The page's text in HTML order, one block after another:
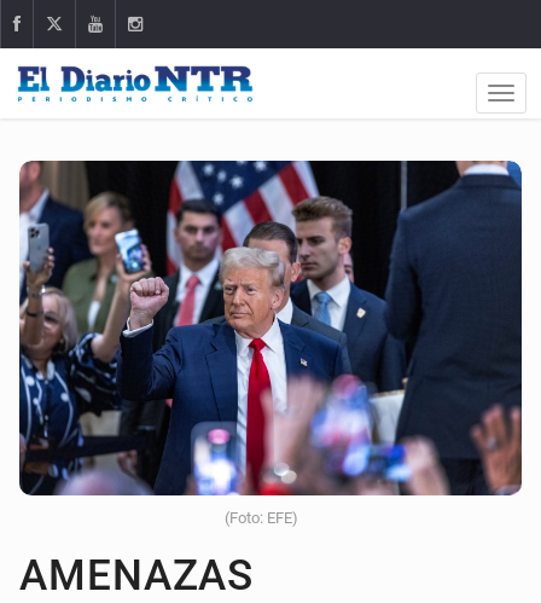
(Foto: EFE)
AMENAZAS